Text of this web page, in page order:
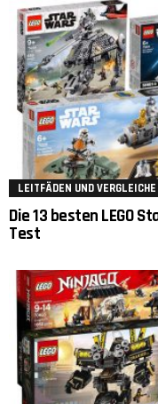
LEITFÄDEN UND VERGLEICHE
Die 13 besten LEGO
Test